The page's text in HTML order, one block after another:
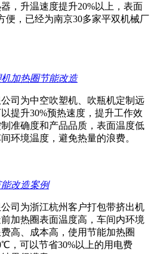
，升温速度提升20%以上，表面
便，已经为南京30多家平双机械厂
加热圈节能改造
司为中空吹塑机、吹瓶机定制远
提升30%预热速度，提升工作效
准确度和产品品质，表面温度低
环境温度，避免热量的浪费。
改造案例
司为浙江杭州客户打包带挤出机
加热圈表面温度高，车间内环境
高、成本高，使用节能加热圈
，可以节省30%以上的用电费